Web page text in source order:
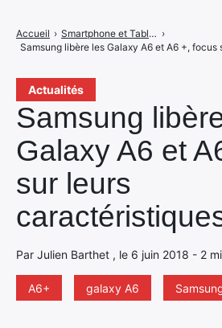
Actualités
Samsung
Galaxy A6 et
sur leurs
Par Julien Barthet , le 6 juin 2018 - 2
A6+ galaxy A6
Accueil › Smartphone et Tablettes ›
Samsung libère les Galaxy A6 et A6 +,